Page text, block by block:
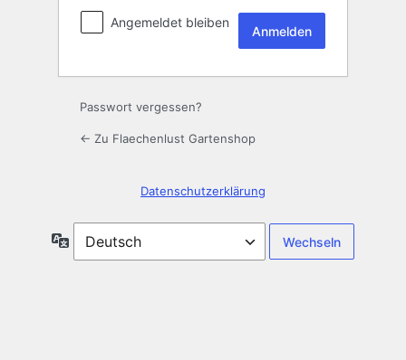
Angemeldet bleiben
Passwort vergessen?
← Zu Flaechenlust Gartenshop
Datenschutzerklärung
Sprache